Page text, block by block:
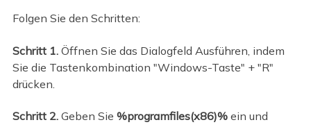
Folgen Sie den Schritten:
Schritt 1.Öffnen Sie das Dialogfeld Ausführen, indem
Sie die Tastenkombination "Windows-Taste" + "R"
drücken.
Schritt 2. Geben Sie %programfiles(x86)%ein und